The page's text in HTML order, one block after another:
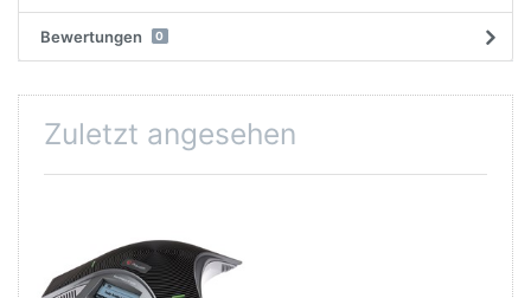
Bewertungen 0
Zuletzt angesehen